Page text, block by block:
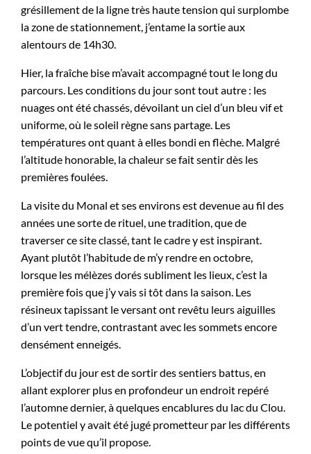
grésillement de la ligne très haute tension qui surplombe
la zone de stationnement, j’entame la sortie aux
alentours de 14h30.
Hier, la fraîche bise m’avait accompagné tout le long du
parcours. Les conditions du jour sont tout autre : les
nuages ont été chassés, dévoilant un ciel d’un bleu vif et
uniforme, où le soleil règne sans partage. Les
températures ont quant à elles bondi en flèche. Malgré
l’altitude honorable, la chaleur se fait sentir dès les
premières foulées.
La visite du Monal et ses environs est devenue au fil des
années une sorte de rituel, une tradition, que de
traverser ce site classé, tant le cadre y est inspirant.
Ayant plutôt l’habitude de m’y rendre en octobre,
lorsque les mélèzes dorés subliment les lieux, c’est la
première fois que j’y vais si tôt dans la saison. Les
résineux tapissant le versant ont revêtu leurs aiguilles
d’un vert tendre, contrastant avec les sommets encore
densément enneigés.
L’objectif du jour est de sortir des sentiers battus, en
allant explorer plus en profondeur un endroit repéré
l’automne dernier, à quelques encablures du lac du Clou.
Le potentiel y avait été jugé prometteur par les différents
points de vue qu’il propose.